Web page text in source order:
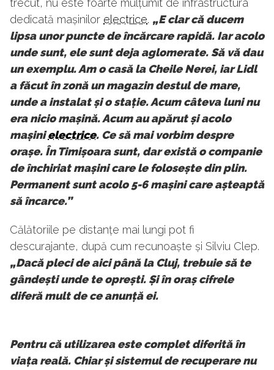
trecut, nu este foarte mulțumit de infrastructura
dedicată mașinilor electrice. „E clar că ducem
lipsa unor puncte de încărcare rapidă. Iar acolo
unde sunt, ele sunt deja aglomerate. Să vă dau
un exemplu. Am o casă la Cheile Nerei, iar Lidl
a făcut în zonă un magazin destul de mare,
unde a instalat și o stație. Acum câteva luni nu
era nicio mașină. Acum au apărut și acolo
mașinielectrice. Ce să mai vorbim despre
orașe. În Timișoara sunt, dar există o companie
de închiriat mașini care le folosește din plin.
Permanent sunt acolo 5-6 mașini care așteaptă
să încarce.”
Călătoriile pe distanțe mai lungi pot fi
descurajante, după cum recunoaște și Silviu Clep.
„Dacă pleci de aici până la Cluj, trebuie să te
gândești unde te oprești. Și în oraș cifrele
diferă mult de ce anunță ei.
Pentru că utilizarea este complet diferită în
viața reală. Chiar și sistemul de recuperare nu